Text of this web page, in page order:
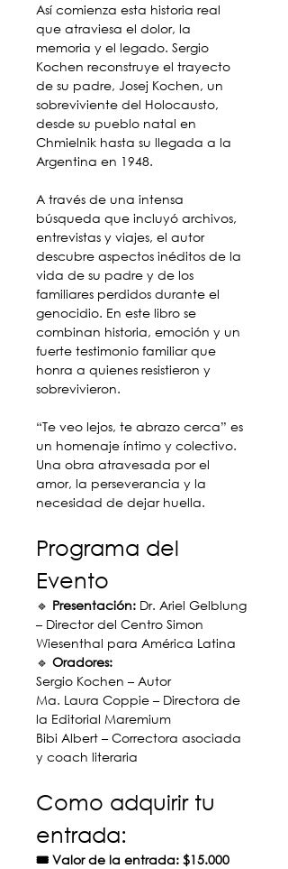
Así comienza esta historia real
que atraviesa el dolor, la
memoria y el legado. Sergio
Kochen reconstruye el trayecto
de su padre, Josej Kochen, un
sobreviviente del Holocausto,
desde su pueblo natal en
Chmielnik hasta su llegada a la
Argentina en 1948.
A través de una intensa
búsqueda que incluyó archivos,
entrevistas y viajes, el autor
descubre aspectos inéditos de la
vida de su padre y de los
familiares perdidos durante el
genocidio. En este libro se
combinan historia, emoción y un
fuerte testimonio familiar que
honra a quienes resistieron y
sobrevivieron.
“Te veo lejos, te abrazo cerca” es
un homenaje íntimo y colectivo.
Una obra atravesada por el
amor, la perseverancia y la
necesidad de dejar huella.
Programa del
Evento
🔹 Presentación: Dr. Ariel Gelblung
– Director del Centro Simon
Wiesenthal para América Latina
🔹 Oradores:
Sergio Kochen – Autor
Ma. Laura Coppie – Directora de
la Editorial Maremium
Bibi Albert – Correctora asociada
y coach literaria
Como adquirir tu
entrada:
🎟 Valor de la entrada: $15.000